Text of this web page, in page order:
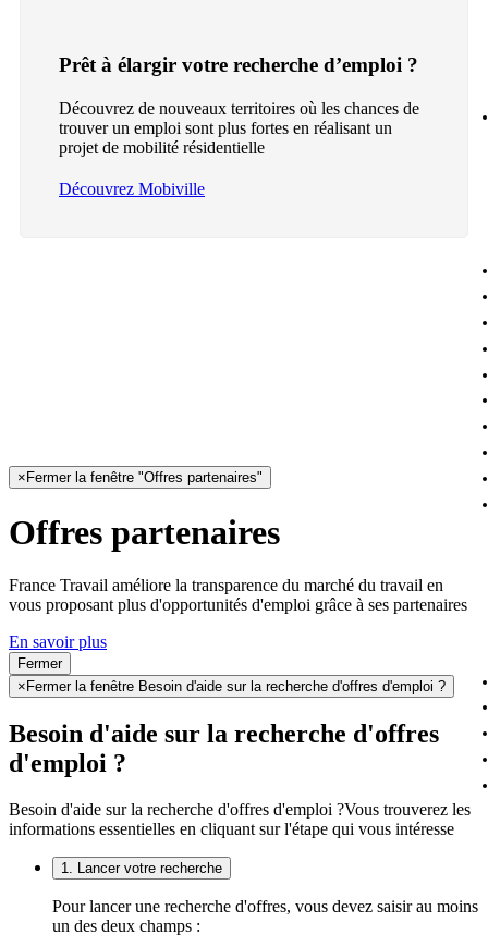
Prêt à élargir votre recherche d’emploi ?
Découvrez de nouveaux territoires où les chances de
trouver un emploi sont plus fortes en réalisant un
projet de mobilité résidentielle
Découvrez Mobiville
× Fermer la fenêtre "Offres partenaires"
Offres partenaires
France Travail améliore la transparence du marché du travail en
vous proposant plus d'opportunités d'emploi grâce à ses partenaires
En savoir plus
Fermer
× Fermer la fenêtre Besoin d'aide sur la recherche d'offres d'emploi ?
Besoin d'aide sur la recherche d'offres
d'emploi ?
Besoin d'aide sur la recherche d'offres d'emploi ?Vous trouverez les
informations essentielles en cliquant sur l'étape qui vous intéresse
1. Lancer votre recherche
Pour lancer une recherche d'offres, vous devez saisir au moins
un des deux champs :